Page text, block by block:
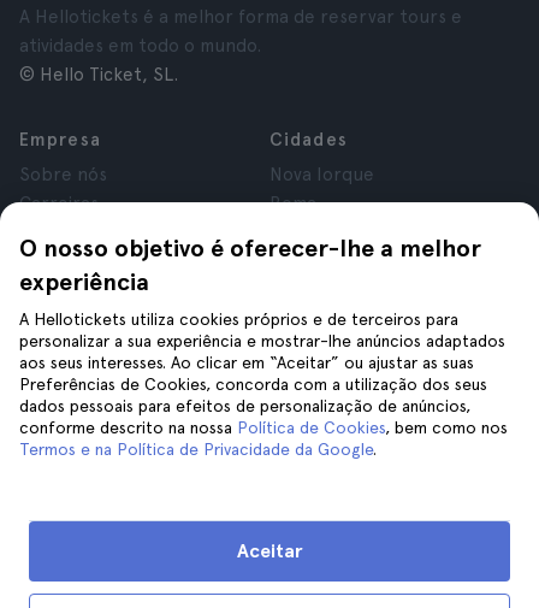
O nosso objetivo é oferecer-lhe a melhor
experiência
A Hellotickets utiliza cookies próprios e de terceiros para
personalizar a sua experiência e mostrar-lhe anúncios adaptados
aos seus interesses. Ao clicar em “Aceitar” ou ajustar as suas
Preferências de Cookies, concorda com a utilização dos seus
dados pessoais para efeitos de personalização de anúncios,
conforme descrito na nossa Política de Cookies, bem como nos
Termos e na Política de Privacidade da Google.
Aceitar
A Hellotickets é a melhor forma de reservar tours e
atividades em todo o mundo.
© Hello Ticket, SL.
Empresa
Sobre nós
Carreiras
Avaliações
Privacidade
Termos e Condições
Aviso Legal
Cookies
Cidades
Nova Iorque
Roma
Londres
Cracóvia
Tenerife
Ajuda
Siga-nos